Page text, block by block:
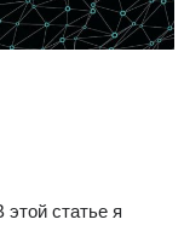
статье я